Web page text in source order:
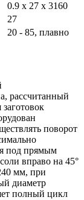
0.9 x 27 x 3160
27
20 - 85, плавно
рассчитанный
поворот
под прямым
вправо на 45°
мм, при
диаметр
полный цикл